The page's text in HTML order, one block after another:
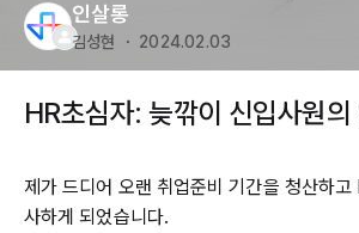
인살롱
김성현 ・ 2024.02.03
HR초심자: 늦깎이 신입사원의
제가 드디어 오랜 취업준비 기간을 청산하고
사하게 되었습니다.